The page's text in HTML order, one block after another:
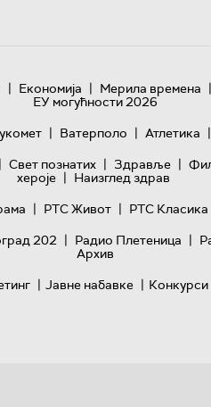
| Економија | Мерила времена |
ЕУ могућности 2026
| Ватерполо | Атлетика |
| Свет познатих | Здравље |
хероје | Наизглед здрав
| РТС Живот | РТС Класика
202 | Радио Плетеница |
Архив
| Јавне набавке | Конкурси